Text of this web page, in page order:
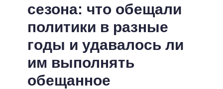
СОБЫТИЯ
СТАТЬИ
ОБЗОРЫ
ДАЙДЖЕСТЫ
ЭКОНОМИКА
ОБЩЕСТВО
ПОЛИТИКИ
ПРЕЗИДЕНТ И ОФИС
ВЕРХОВНАЯ РАДА
КАБИНЕТ МИНИСТРОВ
ИНФОГРАФИКА
ВИДЕО
ПОДДЕРЖАТЬ
сезона: что обещали
политики в разные
годы и удавалось ли
им выполнять
обещанное